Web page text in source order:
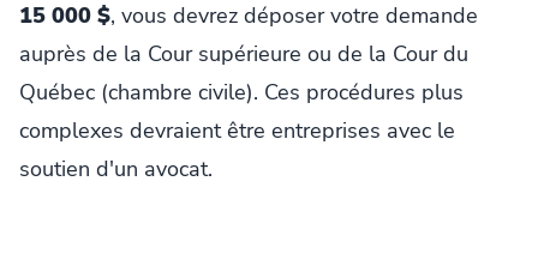
15 000 $, vous devrez déposer votre demande
auprès de la Cour supérieure ou de la Cour du
Québec (chambre civile). Ces procédures plus
complexes devraient être entreprises avec le
soutien d'un avocat.